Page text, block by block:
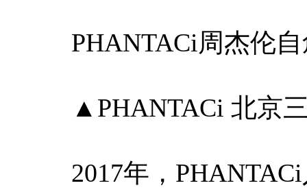
PHANTACi周杰伦
▲PHANTACi 北京
2017年，